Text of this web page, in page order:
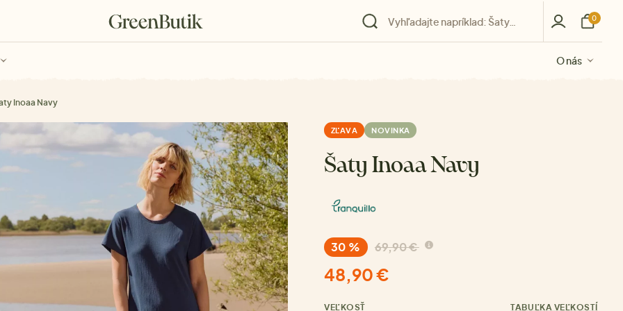
O nás
O nás
O nás
O nás
O nás
0
Inoaa Navy
ZĽAVA NOVINKA
Šaty Inoaa Navy
30 % 69,90 €
48,90 €
VEĽKOSŤ TABUĽKA VEĽKOSTÍ